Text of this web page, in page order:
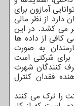
آمازون برای
دارد از نظر مالی
می کشد. در این
کافی از داده ها
به صورت
برای شرکتی است
کنندگان شهرت
فقدان کنترل
را ترک می کنند